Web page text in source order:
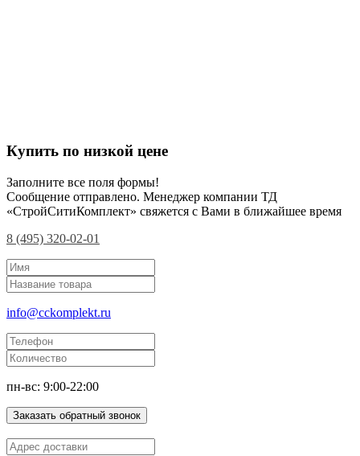
Купить по низкой цене
Заполните все поля формы!
Сообщение отправлено. Менеджер компании ТД
«СтройСитиКомплект» свяжется с Вами в ближайшее время
8 (495) 320-02-01
info@cckomplekt.ru
пн-вс: 9:00-22:00
Заказать обратный звонок